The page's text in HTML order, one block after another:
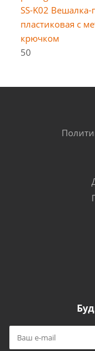
SS-K02
пластиковая с
крючком
50